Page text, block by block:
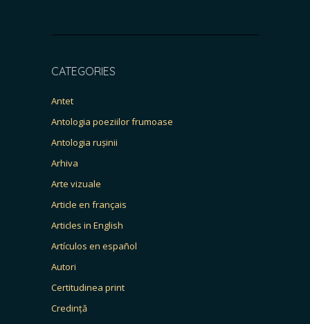
CATEGORIES
Antet
Antologia poeziilor frumoase
Antologia rușinii
Arhiva
Arte vizuale
Article en français
Articles in English
Artículos en español
Autori
Certitudinea print
Credință